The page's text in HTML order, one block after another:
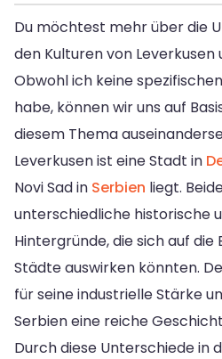
Du möchtest mehr über die
den Kulturen von Leverkusen
Obwohl ich keine
habe, können wir uns auf
diesem Thema
Leverkusen ist eine Stadt in
Novi Sad in Serbien liegt.
unterschiedliche historische
Hintergründe, die sich auf die
Städte auswirken könnten.
für seine industrielle Stärke
Serbien eine reiche
Durch diese Unterschiede in